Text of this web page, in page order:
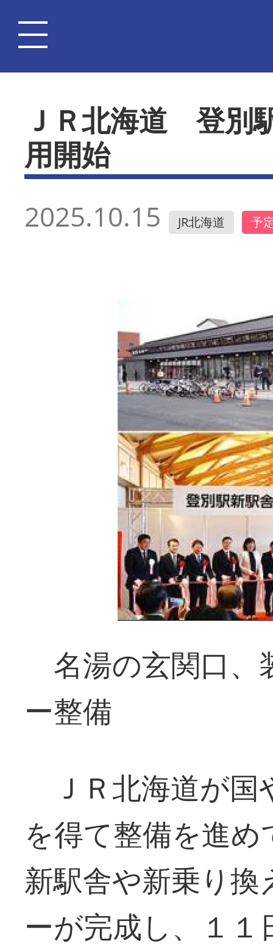
ＪＲ北海道 登別
用開始
2025.10.15 JR北海道 予
名湯の玄関口
ー整備
ＪＲ北海道が国
を得て整備を進
新駅舎や新乗り
ーが完成し、１